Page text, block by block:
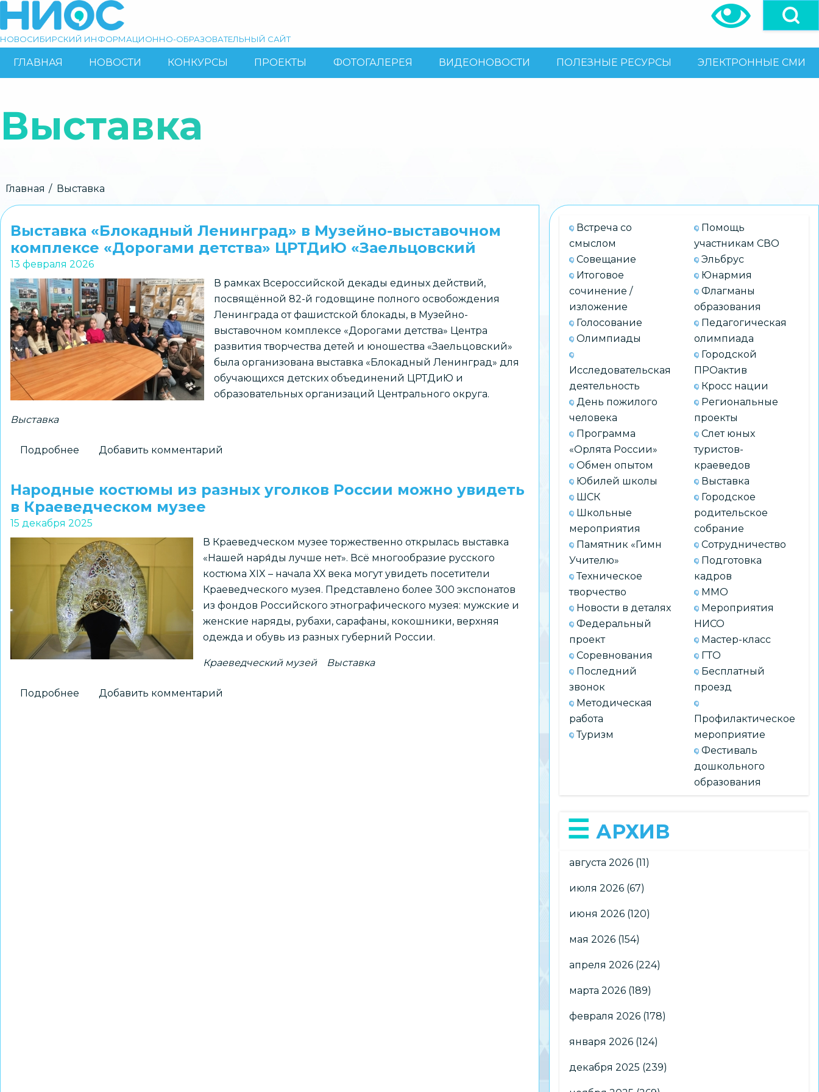
основному
Поиск
НОВОСИБИРСКИЙ ИНФОРМАЦИОННО-ОБРАЗОВАТЕЛЬНЫЙ САЙТ
ОСНОВНАЯ
ГЛАВНАЯ НОВОСТИ КОНКУРСЫ ПРОЕКТЫ ФОТОГАЛЕРЕЯ ВИДЕОНОВОСТИ ПОЛЕЗНЫЕ РЕСУРСЫ ЭЛЕКТРОННЫЕ СМИ
Выставка
Строка
навигации
Главная Выставка
Выставка «Блокадный Ленинград» в Музейно-выставочном
комплексе «Дорогами детства» ЦРТДиЮ «Заельцовский
13 февраля 2026
В рамках Всероссийской декады единых действий,
посвящённой 82-й годовщине полного освобождения
Ленинграда от фашистской блокады, в Музейно-
выставочном комплексе «Дорогами детства» Центра
развития творчества детей и юношества «Заельцовский»
была организована выставка «Блокадный Ленинград» для
обучающихся детских объединений ЦРТДиЮ и
образовательных организаций Центрального округа.
Выставка
Подробнее
Ленинград»
в
Музейно-
выставочном
комплексе
«Дорогами
детства»
ЦРТДиЮ
«Заельцовский
Добавить комментарий
Народные костюмы из разных уголков России можно увидеть
в Краеведческом музее
15 декабря 2025
В Краеведческом музее торжественно открылась выставка
«Нашей наря́ды лучше нет». Всё многообразие русского
костюма XIX – начала ХХ века могут увидеть посетители
Краеведческого музея. Представлено более 300 экспонатов
из фондов Российского этнографического музея: мужские и
женские наряды, рубахи, сарафаны, кокошники, верхняя
одежда и обувь из разных губерний России.
Краеведческий музей Выставка
Подробнее Добавить комментарий
Встреча со
смыслом
Совещание
Итоговое
сочинение /
изложение
Голосование
Олимпиады
Исследовательская
деятельность
День пожилого
человека
Программа
«Орлята России»
Обмен опытом
Юбилей школы
ШСК
Школьные
мероприятия
Памятник «Гимн
Учителю»
Техническое
творчество
Новости в деталях
Федеральный
проект
Соревнования
Последний
звонок
Методическая
работа
Туризм
Помощь
участникам СВО
Эльбрус
Юнармия
Флагманы
образования
Педагогическая
олимпиада
Городской
ПРОактив
Кросс нации
Региональные
проекты
Слет юных
туристов-
краеведов
Выставка
Городское
родительское
собрание
Сотрудничество
Подготовка
кадров
ММО
Мероприятия
НИСО
Мастер-класс
ГТО
Бесплатный
проезд
Профилактическое
мероприятие
Фестиваль
дошкольного
образования
АРХИВ
августа 2026 (11)
июля 2026 (67)
июня 2026 (120)
мая 2026 (154)
апреля 2026 (224)
марта 2026 (189)
февраля 2026 (178)
января 2026 (124)
декабря 2025 (239)